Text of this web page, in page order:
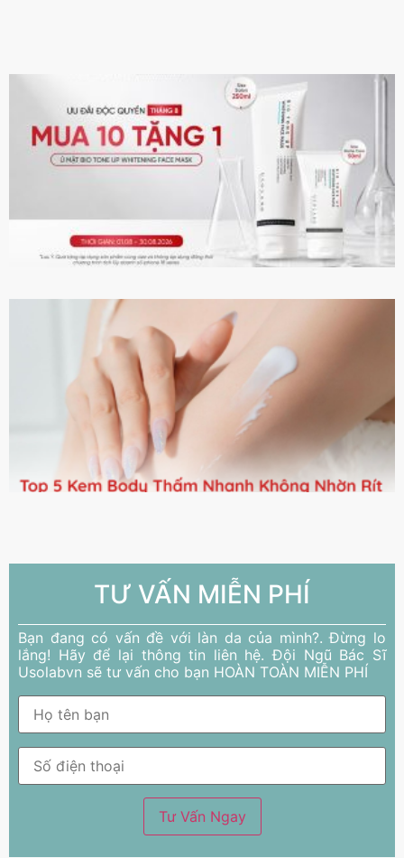
TƯ VẤN MIỄN PHÍ
Bạn đang có vấn đề với làn da của mình?. Đừng lo
lắng! Hãy để lại thông tin liên hệ. Đội Ngũ Bác Sĩ
Usolabvn sẽ tư vấn cho bạn HOÀN TOÀN MIỄN PHÍ